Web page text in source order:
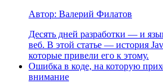
Автор: Валерий Филатов
Десять дней разработки — и
веб. В этой статье — история
которые привели его к этому.
Ошибка в коде, на которую
внимание